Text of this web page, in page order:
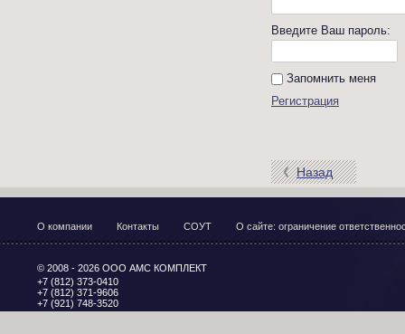
Введите Ваш пароль:
Запомнить меня
Регистрация
Назад
О компании Контакты СОУТ О сайте: ограничение
+7 (812) 373-0410
+7 (812) 371-9606
+7 (921) 748-3520
© 2008 - 2026 ООО АМС КОМПЛЕКТ